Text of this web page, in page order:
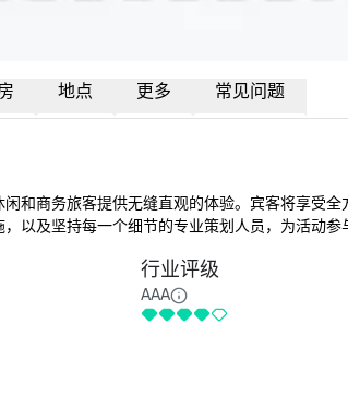
地点 更多 常见问题
和商务旅客提供无缝直观的体验。宾客将享受
以及坚持每一个细节的专业策划人员，为活动参
行业评级
AAA